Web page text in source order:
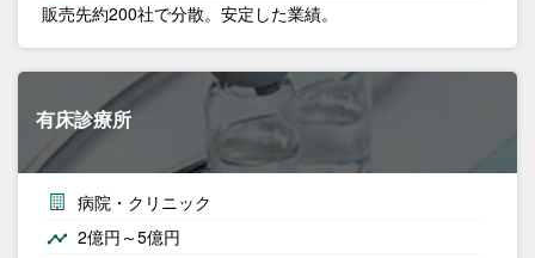
販売先約200社で分散。安定した業績。
有床診療所
病院・クリニック
2億円～5億円